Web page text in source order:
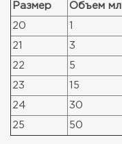
Размер Объем мл
20 1
21 3
22 5
23 15
24 30
25 50